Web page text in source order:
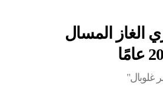
الغاز المسال
غلوبال"